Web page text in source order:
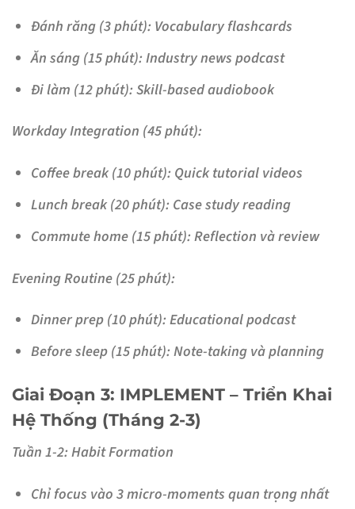
Đánh răng (3 phút): Vocabulary flashcards
Ăn sáng (15 phút): Industry news podcast
Đi làm (12 phút): Skill-based audiobook
Workday Integration (45 phút):
Coffee break (10 phút): Quick tutorial videos
Lunch break (20 phút): Case study reading
Commute home (15 phút): Reflection và review
Evening Routine (25 phút):
Dinner prep (10 phút): Educational podcast
Before sleep (15 phút): Note-taking và planning
Giai Đoạn 3: IMPLEMENT – Triển Khai
Hệ Thống (Tháng 2-3)
Tuần 1-2: Habit Formation
Chỉ focus vào 3 micro-moments quan trọng nhất